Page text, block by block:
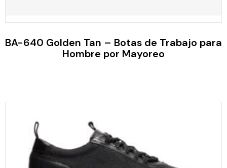
BA-640 Golden Tan – Botas de Trabajo para
Hombre por Mayoreo